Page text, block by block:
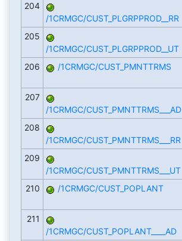
204
/1CRMGC/CUST_PLGRPPROD__RR
205
/1CRMGC/CUST_PLGRPPROD__UT
206
/1CRMGC/CUST_PMNTTRMS
207
/1CRMGC/CUST_PMNTTRMS___AD
208
/1CRMGC/CUST_PMNTTRMS___RR
209
/1CRMGC/CUST_PMNTTRMS___UT
210
/1CRMGC/CUST_POPLANT
211
/1CRMGC/CUST_POPLANT____AD